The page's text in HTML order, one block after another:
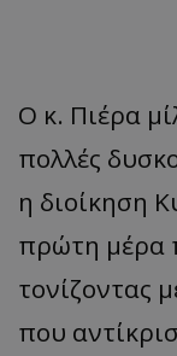
Ο κ. Πιέρα
πολλές
η διοίκηση
πρώτη μέρα
τονίζοντας
που